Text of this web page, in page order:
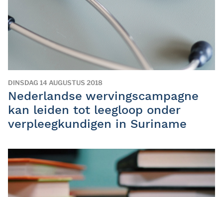
DINSDAG 14 AUGUSTUS 2018
Nederlandse wervingscampagne
kan leiden tot leegloop onder
verpleegkundigen in Suriname